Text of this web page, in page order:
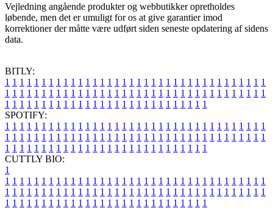
Vejledning angående produkter og webbutikker opretholdes
løbende, men det er umuligt for os at give garantier imod
korrektioner der måtte være udført siden seneste opdatering af sidens
data.
BITLY:
1 1 1 1 1 1 1 1 1 1 1 1 1 1 1 1 1 1 1 1 1 1 1 1 1 1 1 1 1 1 1 1 1 1 1 1
1 1 1 1 1 1 1 1 1 1 1 1 1 1 1 1 1 1 1 1 1 1 1 1 1 1 1 1 1 1 1 1 1 1 1 1
1 1 1 1 1 1 1 1 1 1 1 1 1 1 1 1 1 1 1 1 1 1 1 1 1 1 1 1
SPOTIFY:
1 1 1 1 1 1 1 1 1 1 1 1 1 1 1 1 1 1 1 1 1 1 1 1 1 1 1 1 1 1 1 1 1 1 1 1
1 1 1 1 1 1 1 1 1 1 1 1 1 1 1 1 1 1 1 1 1 1 1 1 1 1 1 1 1 1 1 1 1 1 1 1
1 1 1 1 1 1 1 1 1 1 1 1 1 1 1 1 1 1 1 1 1 1 1 1 1 1 1 1
CUTTLY BIO:
1
1 1 1 1 1 1 1 1 1 1 1 1 1 1 1 1 1 1 1 1 1 1 1 1 1 1 1 1 1 1 1 1 1 1 1 1
1 1 1 1 1 1 1 1 1 1 1 1 1 1 1 1 1 1 1 1 1 1 1 1 1 1 1 1 1 1 1 1 1 1 1 1
1 1 1 1 1 1 1 1 1 1 1 1 1 1 1 1 1 1 1 1 1 1 1 1 1 1 1 1